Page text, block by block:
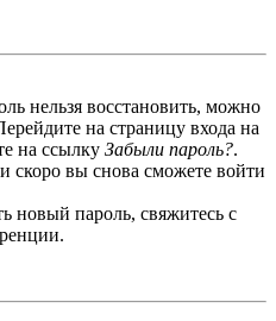
нельзя восстановить, можно
на страницу входа на
на ссылку Забыли пароль?.
скоро вы снова сможете войти
новый пароль, свяжитесь с